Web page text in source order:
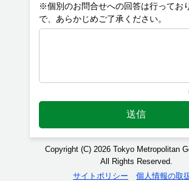
※個別のお問合せへの回答は行ってお
送信
Copyright (C) 2026 Tokyo Metropolitan
All Rights Reserved.
サイトポリシー
個人情報の取